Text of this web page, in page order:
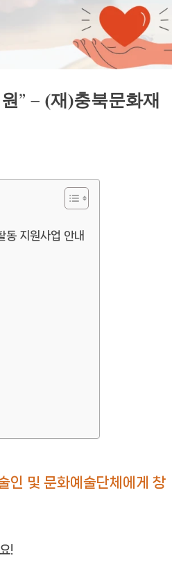
” – (재)충북문화재
동 지원사업 안내
인 및 문화예술단체에게 창
!